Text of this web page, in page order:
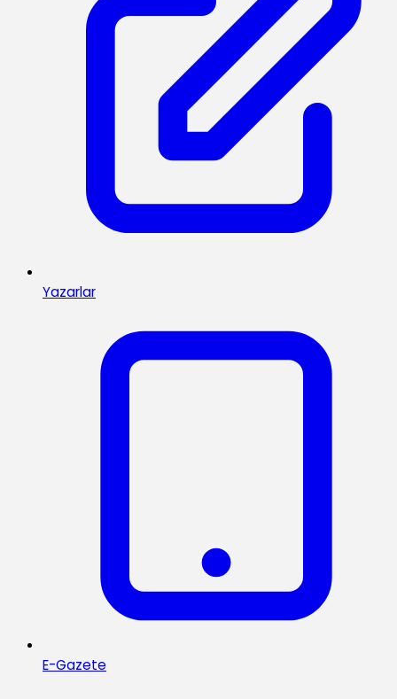
Yazarlar
E-Gazete